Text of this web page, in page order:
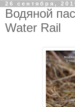
26 сентября,
Водяной
Water Rail